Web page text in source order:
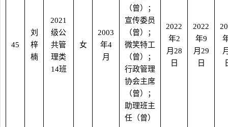
45
刘
梓
楠
2021
级公
共管
理类
14班
女
2003
年4
月
（曾）；
宣传委员
（曾）；
微笑特工
（曾）；
行政管理
协会主席
（曾）；
助理班主
任（曾）
2022
年2
月 28
日
2022
年9
月 29
日